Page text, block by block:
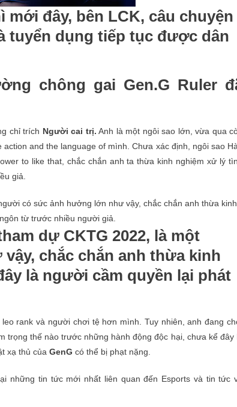
đây, bên LCK, câu chuyện
tuyển dụng tiếp tục được dân
chông gai Gen.G Ruler
chỉ trích Người cai trị. Anh là một ngôi sao lớn, vừa qua
and the language of mình. Chưa xác định, ngôi sao
to like that, chắc chắn anh ta thừa kinh nghiệm xử lý
giả.
dự CKTG 2022, là một
chắc chắn anh thừa kinh
là người cầm quyền lại phát
leo rank và người chơi tệ hơn mình. Tuy nhiên, anh đang
trọng thế nào trước những hành động độc hại, chưa kể đây
xạ thủ của GenG có thể bị phạt nặng.
những tin tức mới nhất liên quan đến Esports và tin tức